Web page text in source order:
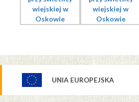
UNIA EUROPEJSKA